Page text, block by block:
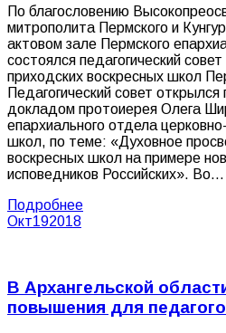
По благословению
митрополита Пермского и
актовом зале Пермского
состоялся педагогический
приходских воскресных школ
Педагогический совет
докладом протоиерея Олега
епархиального отдела
школ, по теме: «Духовное
воскресных школ на примере
исповедников Российских». Во…
Подробнее
Окт192018
В Архангельской
повышения для